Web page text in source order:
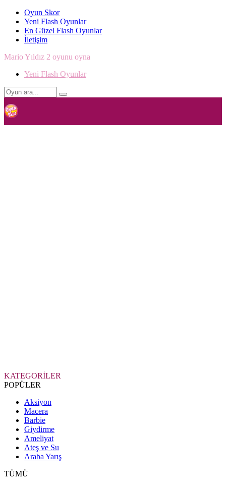
Oyun Skor
Yeni Flash Oyunlar
En Güzel Flash Oyunlar
İletişim
Mario Yıldız 2 oyunu oyna
Yeni Flash Oyunlar
KATEGORİLER
POPÜLER
Aksiyon
Macera
Barbie
Giydirme
Ameliyat
Ateş ve Su
Araba Yarış
TÜMÜ